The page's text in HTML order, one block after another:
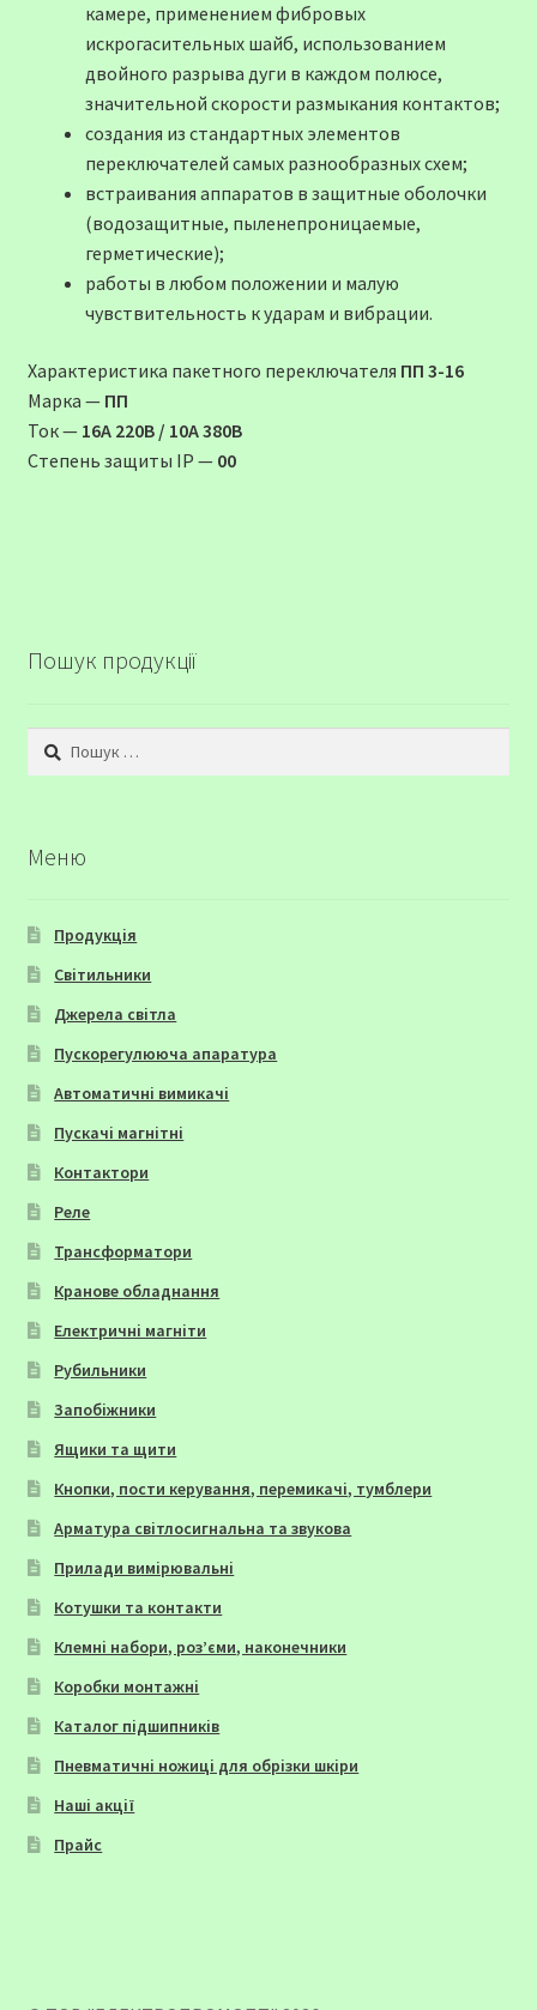
камере, применением фибровых
искрогасительных шайб, использованием
двойного разрыва дуги в каждом полюсе,
значительной скорости размыкания контактов;
создания из стандартных элементов
переключателей самых разнообразных схем;
встраивания аппаратов в защитные оболочки
(водозащитные, пыленепроницаемые,
герметические);
работы в любом положении и малую
чувствительность к ударам и вибрации.
Характеристика пакетного переключателя ПП 3-16
Марка — ПП
Ток — 16А 220В / 10А 380В
Степень защиты ІР — 00
Пошук продукції
Пошук:
Меню
Продукція
Світильники
Джерела світла
Пускорегулююча апаратура
Автоматичні вимикачі
Пускачі магнітні
Контактори
Реле
Трансформатори
Кранове обладнання
Електричні магніти
Рубильники
Запобіжники
Ящики та щити
Кнопки, пости керування, перемикачі, тумблери
Арматура світлосигнальна та звукова
Прилади вимірювальні
Котушки та контакти
Клемні набори, роз’єми, наконечники
Коробки монтажні
Каталог підшипників
Пневматичні ножиці для обрізки шкіри
Наші акції
Прайс